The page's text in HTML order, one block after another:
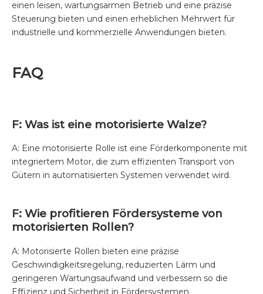
einen leisen, wartungsarmen Betrieb und eine präzise
Steuerung bieten und einen erheblichen Mehrwert für
industrielle und kommerzielle Anwendungen bieten.
FAQ
F: Was ist eine motorisierte Walze?
A: Eine motorisierte Rolle ist eine Förderkomponente mit
integriertem Motor, die zum effizienten Transport von
Gütern in automatisierten Systemen verwendet wird.
F: Wie profitieren Fördersysteme von
motorisierten Rollen?
A: Motorisierte Rollen bieten eine präzise
Geschwindigkeitsregelung, reduzierten Lärm und
geringeren Wartungsaufwand und verbessern so die
Effizienz und Sicherheit in Fördersystemen.